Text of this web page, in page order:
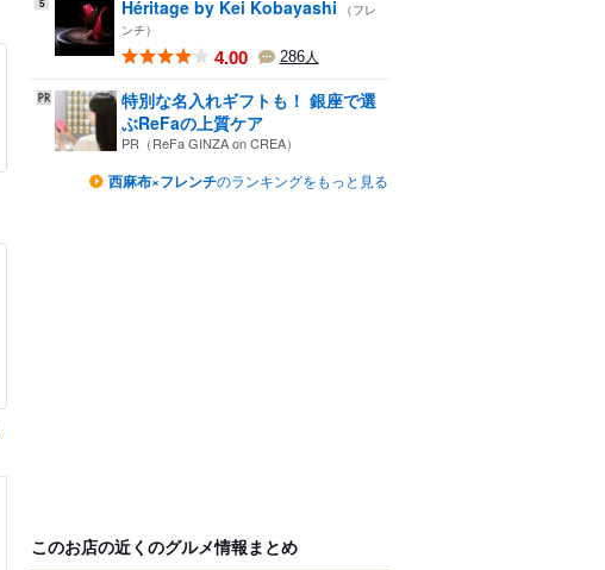
5 Héritage by Kei Kobayashi
（フレ
ンチ）
4.00 286人
特別な名入れギフトも！ 銀座で選
ぶReFaの上質ケア
PR（ReFa GINZA on CREA）
西麻布×フレンチのランキングをもっと見る
このお店の近くのグルメ情報まとめ